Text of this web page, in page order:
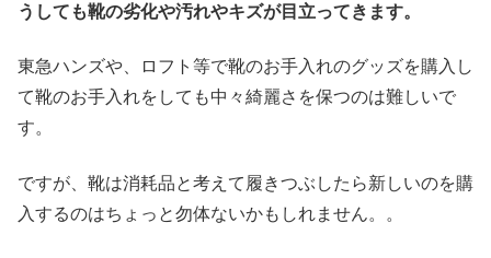
うしても靴の劣化や汚れやキズが目立ってきます。
東急ハンズや、ロフト等で靴のお手入れのグッズを購入し
て靴のお手入れをしても中々綺麗さを保つのは難しいで
す。
ですが、靴は消耗品と考えて履きつぶしたら新しいのを購
入するのはちょっと勿体ないかもしれません。。